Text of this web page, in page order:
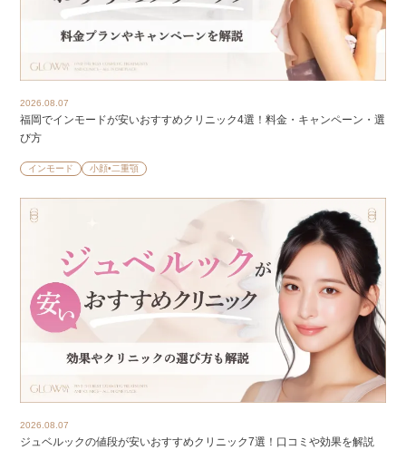
2026.08.07
福岡でインモードが安いおすすめクリニック4選！料金・キャンペーン・選
び方
インモード 小顔•二重顎
2026.08.07
ジュベルックの値段が安いおすすめクリニック7選！口コミや効果を解説